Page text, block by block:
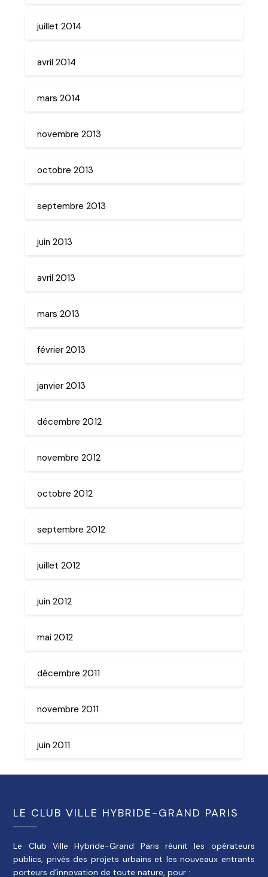
juillet 2014
avril 2014
mars 2014
novembre 2013
octobre 2013
septembre 2013
juin 2013
avril 2013
mars 2013
février 2013
janvier 2013
décembre 2012
novembre 2012
octobre 2012
septembre 2012
juillet 2012
juin 2012
mai 2012
décembre 2011
novembre 2011
juin 2011
LE CLUB VILLE HYBRIDE-GRAND PARIS
Le Club Ville Hybride-Grand Paris réunit les opérateurs
publics, privés des projets urbains et les nouveaux entrants
porteurs d’innovation de toute nature, pour :